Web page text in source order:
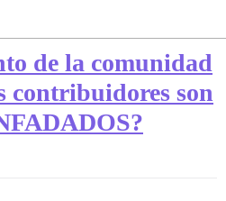
de la comunidad
contribuidores son